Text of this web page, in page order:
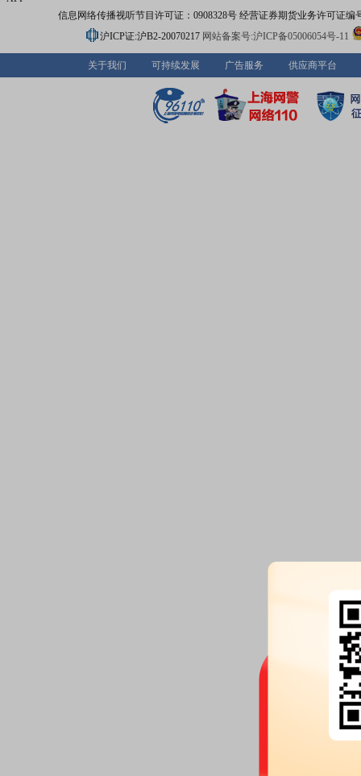
信息网络传播视听节目许可证：0908328号 经营证券期货业务许可证编
沪ICP证:沪B2-20070217 网站备案号:沪ICP备05006054号-11
关于我们 可持续发展 广告服务 供应商平台